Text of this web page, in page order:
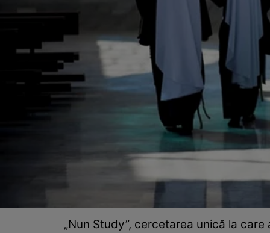
„Nun Study”, cercetarea unică la